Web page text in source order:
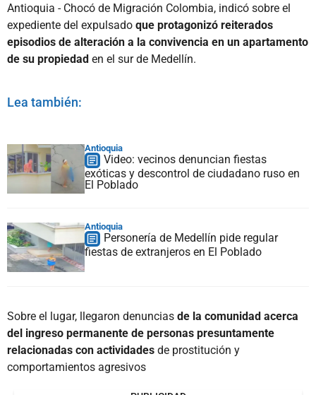
Antioquia - Chocó de Migración Colombia, indicó sobre el
expediente del expulsado que protagonizó reiterados
episodios de alteración a la convivencia en un apartamento
de su propiedad en el sur de Medellín.
Lea también:
Antioquia
Video: vecinos denuncian fiestas
exóticas y descontrol de ciudadano ruso en
El Poblado
Antioquia
Personería de Medellín pide regular
fiestas de extranjeros en El Poblado
Sobre el lugar, llegaron denuncias de la comunidad acerca
del ingreso permanente de personas presuntamente
relacionadas con actividades de prostitución y
comportamientos agresivos